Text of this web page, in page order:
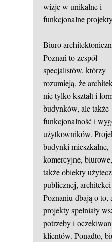
wizje w unikalne i
funkcjonalne
Biuro
Poznań to zespół
specjalistów, którzy
rozumieją, że
nie tylko kształt i
budynków, ale także
funkcjonalność i
użytkowników.
budynki mieszkalne,
komercyjne,
także obiekty
publicznej,
Poznaniu dbają o to,
projekty spełniały
potrzeby i
klientów. Ponadto,